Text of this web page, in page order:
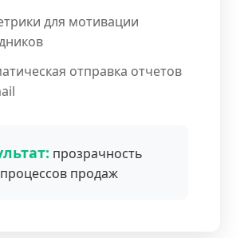
для мотивации
отправка отчетов
прозрачность
процессов продаж